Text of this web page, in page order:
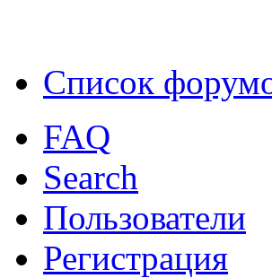
Список
FAQ
Search
Пользователи
Регистрация